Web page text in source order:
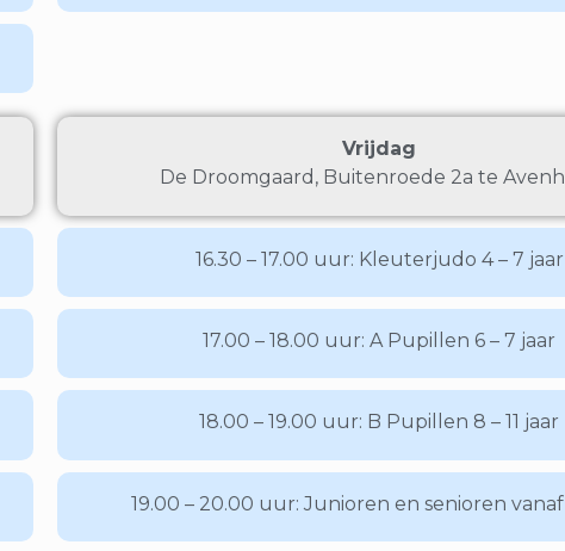
Vrijdag
De Droomgaard, Buitenroede 2a te
16.30 – 17.00 uur: Kleuterjudo 4 – 7 jaar
17.00 – 18.00 uur: A Pupillen 6 – 7 jaar
18.00 – 19.00 uur: B Pupillen 8 – 11 jaar
19.00 – 20.00 uur: Junioren en senioren vanaf